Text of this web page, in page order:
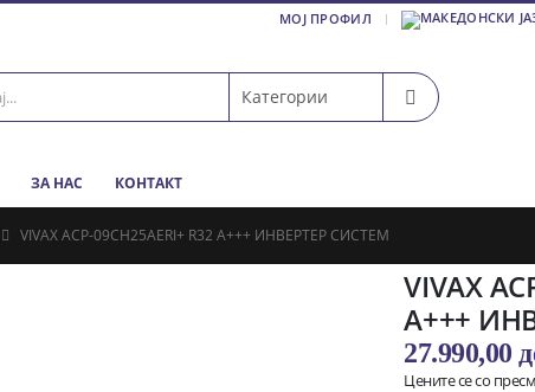
МОЈ ПРОФИЛ
ЗА НАС КОНТАКТ
VIVAX ACP-09CH25AERI+ R32 A+++ ИНВЕРТЕР СИСТЕМ
VIVAX
A+++
27.990,00
Цените се со